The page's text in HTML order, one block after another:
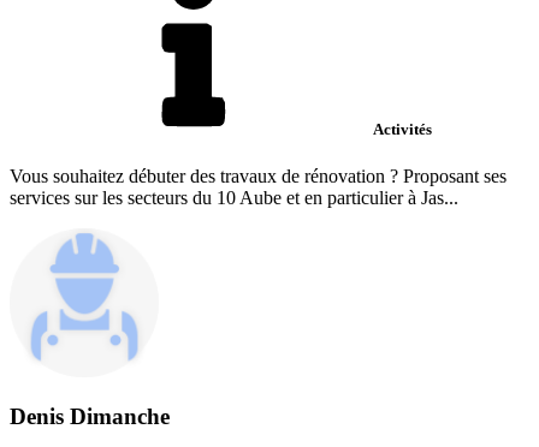
Activités
Vous souhaitez débuter des travaux de rénovation ? Proposant ses
services sur les secteurs du 10 Aube et en particulier à Jas...
Denis Dimanche